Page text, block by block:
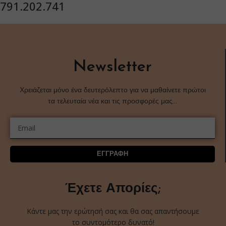
791.202.741
Newsletter
Χρειάζεται μόνο ένα δευτερόλεπτο για να μαθαίνετε πρώτοι
τα τελευταία νέα και τις προσφορές μας…
ΕΓΓΡΑΦΗ
Έχετε Απορίες;
Κάντε μας την ερώτησή σας και θα σας απαντήσουμε
το συντομότερο δυνατό!